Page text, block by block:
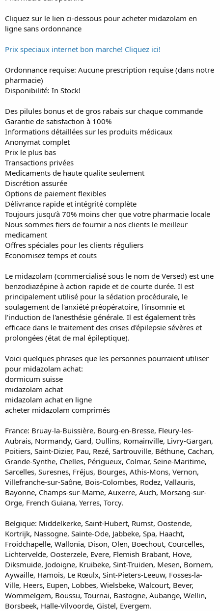
t
e
r
Cliquez sur le lien ci-dessous pour acheter midazolam en
ligne sans ordonnance
Prix speciaux internet bon marche! Cliquez ici!
Ordonnance requise: Aucune prescription requise (dans notre
pharmacie)
Disponibilité: In Stock!
Des pilules bonus et de gros rabais sur chaque commande
Garantie de satisfaction à 100%
Informations détaillées sur les produits médicaux
Anonymat complet
Prix le plus bas
Transactions privées
Medicaments de haute qualite seulement
Discrétion assurée
Options de paiement flexibles
Délivrance rapide et intégrité complète
Toujours jusqu'à 70% moins cher que votre pharmacie locale
Nous sommes fiers de fournir a nos clients le meilleur
medicament
Offres spéciales pour les clients réguliers
Economisez temps et couts
Le midazolam (commercialisé sous le nom de Versed) est une
benzodiazépine à action rapide et de courte durée. Il est
principalement utilisé pour la sédation procédurale, le
soulagement de l'anxiété préopératoire, l'insomnie et
l'induction de l'anesthésie générale. Il est également très
efficace dans le traitement des crises d'épilepsie sévères et
prolongées (état de mal épileptique).
Voici quelques phrases que les personnes pourraient utiliser
pour midazolam achat:
dormicum suisse
midazolam achat
midazolam achat en ligne
acheter midazolam comprimés
France: Bruay-la-Buissière, Bourg-en-Bresse, Fleury-les-
Aubrais, Normandy, Gard, Oullins, Romainville, Livry-Gargan,
Poitiers, Saint-Dizier, Pau, Rezé, Sartrouville, Béthune, Cachan,
Grande-Synthe, Chelles, Périgueux, Colmar, Seine-Maritime,
Sarcelles, Suresnes, Fréjus, Bourges, Athis-Mons, Vernon,
Villefranche-sur-Saône, Bois-Colombes, Rodez, Vallauris,
Bayonne, Champs-sur-Marne, Auxerre, Auch, Morsang-sur-
Orge, French Guiana, Yerres, Torcy.
Belgique: Middelkerke, Saint-Hubert, Rumst, Oostende,
Kortrijk, Nassogne, Sainte-Ode, Jabbeke, Spa, Haacht,
Froidchapelle, Wallonia, Dison, Olen, Boechout, Courcelles,
Lichtervelde, Oosterzele, Evere, Flemish Brabant, Hove,
Diksmuide, Jodoigne, Kruibeke, Sint-Truiden, Mesen, Bornem,
Aywaille, Hamois, Le Rœulx, Sint-Pieters-Leeuw, Fosses-la-
Ville, Heers, Eupen, Lobbes, Wielsbeke, Walcourt, Bever,
Wommelgem, Boussu, Tournai, Bastogne, Aubange, Wellin,
Borsbeek, Halle-Vilvoorde, Gistel, Evergem.